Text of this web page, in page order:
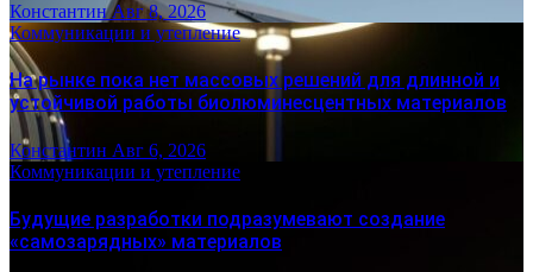
КонстантинАвг 8, 2026
Коммуникации и утепление
На рынке пока нет массовых решений для длинной и
устойчивой работы биолюминесцентных материалов
Константин Авг 6, 2026
Коммуникации и утепление
Будущие разработки подразумевают создание
«самозарядных» материалов